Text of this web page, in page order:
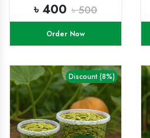
৳ 400 ৳ 500
Order Now
Discount (8%)